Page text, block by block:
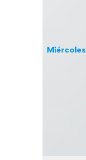
Miércoles